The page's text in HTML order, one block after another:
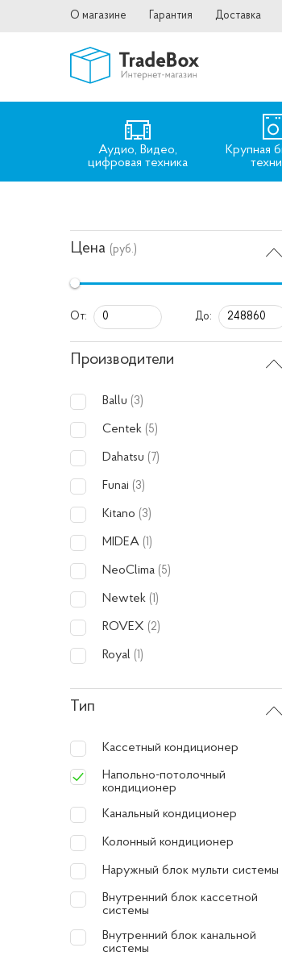
О магазине Гарантия Доставка
Аудио, Видео,
цифровая техника
Крупная
Цена (руб.)
От: До:
Производители
Ballu (3)
Centek (5)
Dahatsu (7)
Funai (3)
Kitano (3)
MIDEA (1)
NeoClima (5)
Newtek (1)
ROVEX (2)
Royal (1)
Тип
Кассетный кондиционер
Напольно-потолочный
кондиционер
Канальный кондиционер
Колонный кондиционер
Наружный блок мульти системы
Внутренний блок касcетной
системы
Внутренний блок канальной
системы